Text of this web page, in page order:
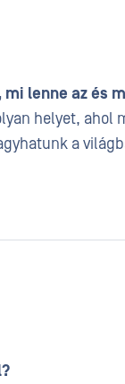
mi lenne az és
helyet, ahol
a